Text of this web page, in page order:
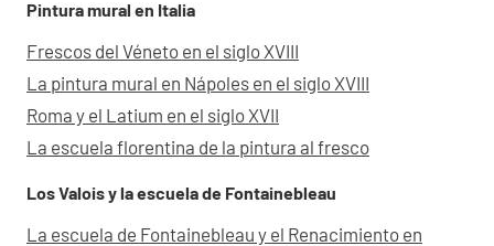
Pintura mural en Italia
Frescos del Véneto en el siglo XVIII
La pintura mural en Nápoles en el siglo XVIII
Roma y el Latium en el siglo XVII
La escuela florentina de la pintura al fresco
Los Valois y la escuela de Fontainebleau
La escuela de Fontainebleau y el Renacimiento en